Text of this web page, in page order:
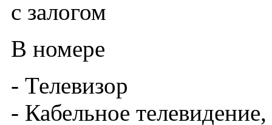
с залогом
В номере
- Телевизор
- Кабельное